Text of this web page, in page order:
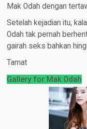
Mak Odah dengan
Setelah kejadian itu,
Odah tak pernah
gairah seks bahkan
Tamat
Gallery for Mak Odah